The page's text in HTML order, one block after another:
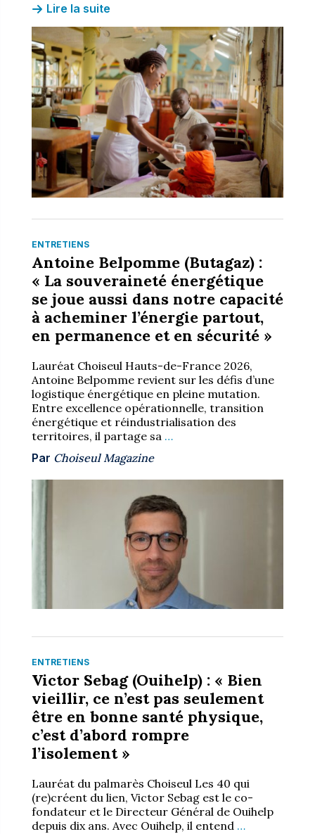
Lire la suite
ENTRETIENS
Antoine Belpomme (Butagaz) :
« La souveraineté énergétique
se joue aussi dans notre capacité
à acheminer l’énergie partout,
en permanence et en sécurité »
Lauréat Choiseul Hauts-de-France 2026,
Antoine Belpomme revient sur les défis d’une
logistique énergétique en pleine mutation.
Entre excellence opérationnelle, transition
énergétique et réindustrialisation des
territoires, il partage sa …
Par Choiseul Magazine
ENTRETIENS
Victor Sebag (Ouihelp) : « Bien
vieillir, ce n’est pas seulement
être en bonne santé physique,
c’est d’abord rompre
l’isolement »
Lauréat du palmarès Choiseul Les 40 qui
(re)créent du lien, Victor Sebag est le co-
fondateur et le Directeur Général de Ouihelp
depuis dix ans. Avec Ouihelp, il entend …